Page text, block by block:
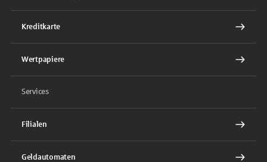
Kreditkarte
Wertpapiere
Services
Filialen
Geldautomaten